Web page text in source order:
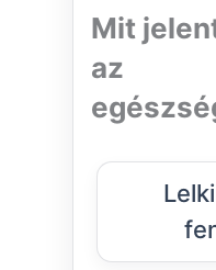
Mit
az